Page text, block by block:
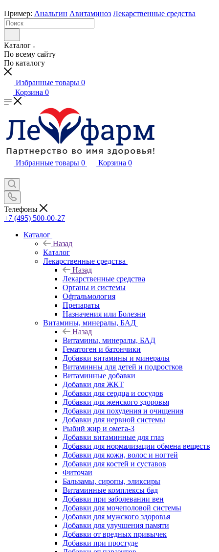
Пример: Анальгин Авитаминоз Лекарственные средства
Каталог
По всему сайту
По каталогу
Избранные товары 0
Корзина 0
Избранные товары 0 Корзина 0
Телефоны
+7 (495) 500-00-27
Каталог
Назад
Каталог
Лекарственные средства
Назад
Лекарственные средства
Органы и системы
Офтальмология
Препараты
Назначения или Болезни
Витамины, минералы, БАД
Назад
Витамины, минералы, БАД
Гематоген и батончики
Добавки витамины и минералы
Витаминны для детей и подростков
Витаминные добавки
Добавки для ЖКТ
Добавки для сердца и сосудов
Добавки для женского здоровья
Добавки для похудения и очищения
Добавки для нервной системы
Рыбий жир и омега-3
Добавки витаминные для глаз
Добавки для нормализации обмена веществ
Добавки для кожи, волос и ногтей
Добавки для костей и суставов
Фиточаи
Бальзамы, сиропы, эликсиры
Витаминные комплексы бад
Добавки при заболевании вен
Добавки для мочеполовой системы
Добавки для мужского здоровья
Добавки для улучшения памяти
Добавки от вредных привычек
Добавки при простуде